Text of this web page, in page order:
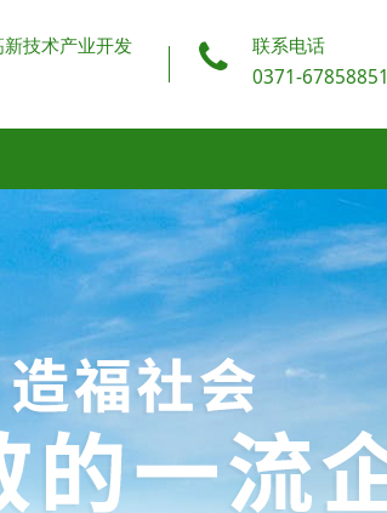
技术产业开发
联系电话
0371-67858851